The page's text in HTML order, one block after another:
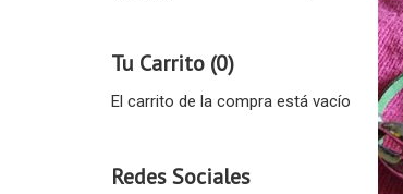
Tu Carrito (0)
El carrito de la compra está vacío
Redes Sociales